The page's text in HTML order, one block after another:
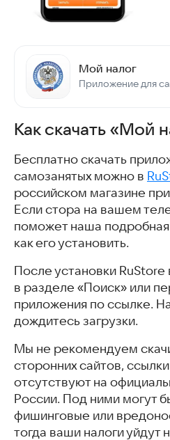
Мой налог
Как скачать «Мой
Бесплатно скачать
самозанятых можно в
российском магазине
Если стора на вашем
поможет наша подробная
как его установить.
После установки RuStore
в разделе «Поиск» или
приложения по ссылке.
дождитесь загрузки.
Мы не рекомендуем
сторонних сайтов,
отсутствуют на
России. Под ними могут
фишинговые или
тогда ваши налоги уйдут